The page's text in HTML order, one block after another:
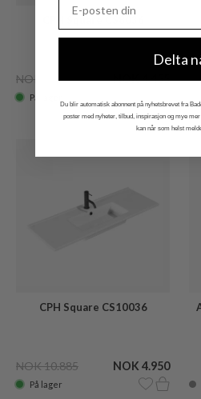
CPH Square CS8036
NOK 8.085 NOK 4.455
På lager
CPH Square CS10036
NOK 10.885 NOK 4.950
På lager
Delta
Du blir automatisk abonnent på nyhetsbrevet fra
poster med nyheter, tilbud, inspirasjon og mye
kan når som helst